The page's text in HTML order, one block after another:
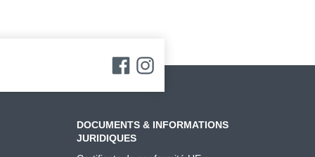
DOCUMENTS & INFORMATIONS
JURIDIQUES